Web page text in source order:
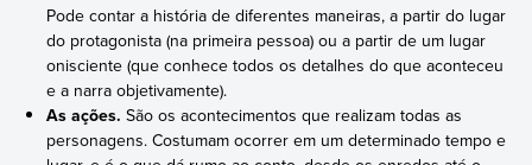
Pode contar a história de diferentes maneiras, a partir do lugar
do protagonista (na primeira pessoa) ou a partir de um lugar
onisciente (que conhece todos os detalhes do que aconteceu
e a narra objetivamente).
As ações. São os acontecimentos que realizam todas as
personagens. Costumam ocorrer em um determinado tempo e